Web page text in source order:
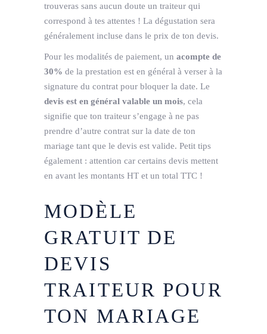
trouveras sans aucun doute un traiteur qui
correspond à tes attentes ! La dégustation sera
généralement incluse dans le prix de ton devis.
Pour les modalités de paiement, un acompte de
30% de la prestation est en général à verser à la
signature du contrat pour bloquer la date. Le
devis est en général valable un mois, cela
signifie que ton traiteur s’engage à ne pas
prendre d’autre contrat sur la date de ton
mariage tant que le devis est valide. Petit tips
également : attention car certains devis mettent
en avant les montants HT et un total TTC !
MODÈLE
GRATUIT DE
DEVIS
TRAITEUR POUR
TON MARIAGE